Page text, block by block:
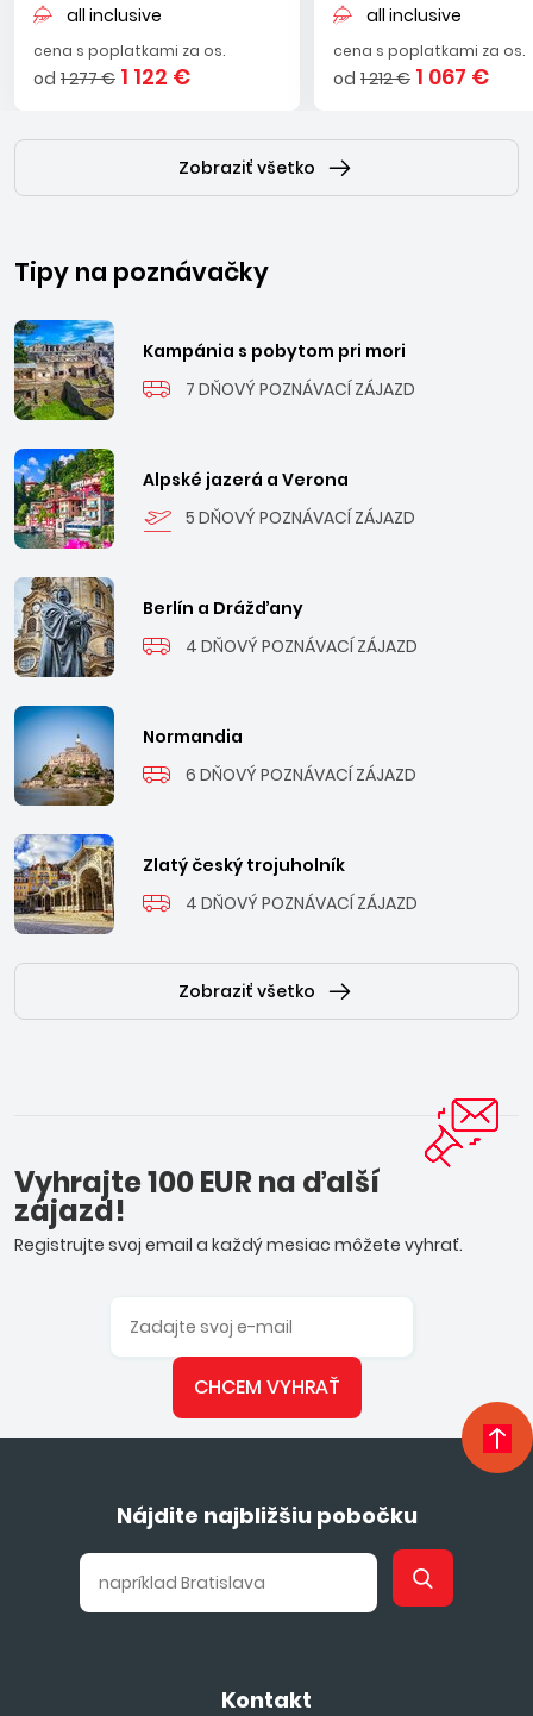
all inclusive
cena s poplatkami za os.
od 1 277 € 1 122 €
all inclusive
cena s poplatkami za os.
od 1 212 € 1 067 €
Zobraziť všetko
Tipy na poznávačky
Kampánia s pobytom pri mori
7 DŇOVÝ POZNÁVACÍ ZÁJAZD
Alpské jazerá a Verona
5 DŇOVÝ POZNÁVACÍ ZÁJAZD
Berlín a Drážďany
4 DŇOVÝ POZNÁVACÍ ZÁJAZD
Normandia
6 DŇOVÝ POZNÁVACÍ ZÁJAZD
Zlatý český trojuholník
4 DŇOVÝ POZNÁVACÍ ZÁJAZD
Zobraziť všetko
Vyhrajte 100 EUR na ďalší
zájazd!
Registrujte svoj email a každý mesiac môžete vyhrať.
CHCEM VYHRAŤ
Nájdite najbližšiu pobočku
Kontakt